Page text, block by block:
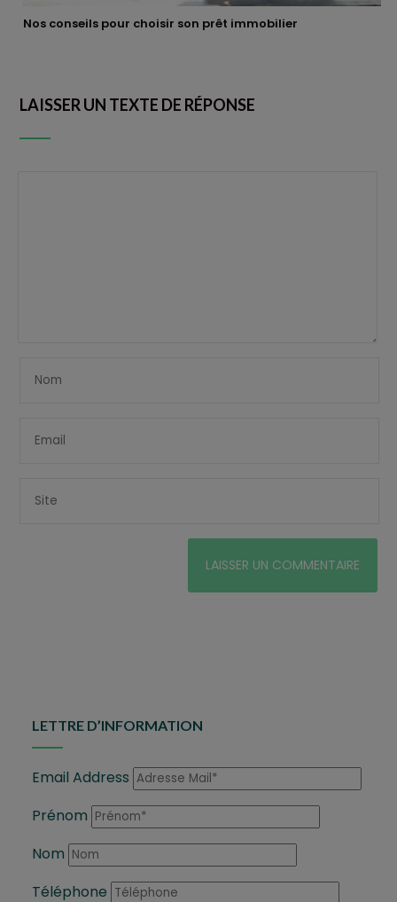
Nos conseils pour choisir son prêt immobilier
LAISSER UN TEXTE DE RÉPONSE
LETTRE D’INFORMATION
Email Address
Prénom
Nom
Téléphone